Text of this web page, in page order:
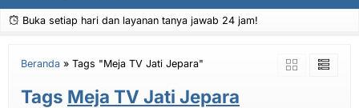
Buka setiap hari dan layanan tanya jawab 24 jam!
Beranda » Tags "Meja TV Jati Jepara"
Tags Meja TV Jati Jepara